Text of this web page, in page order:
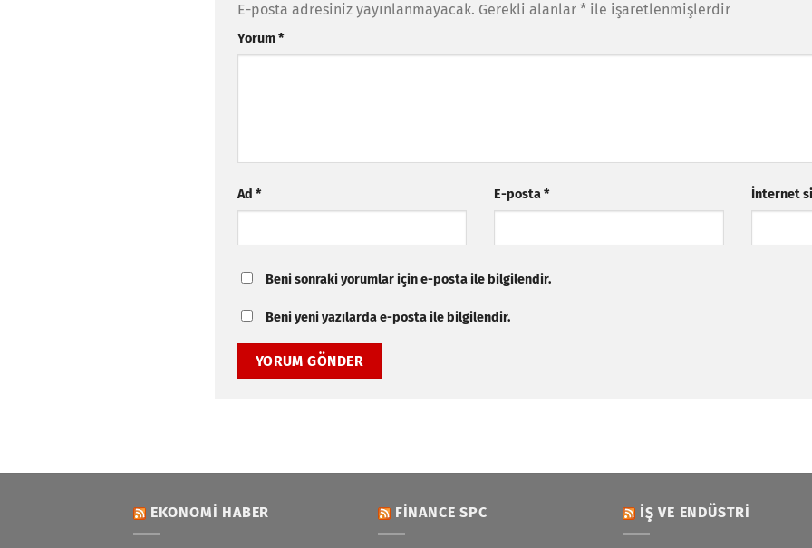
E-posta adresiniz yayınlanmayacak. Gerekli alanlar * ile işaretlenmişlerdir
Yorum*
Ad * E-posta* İnternet
Beni sonraki yorumlar için e-posta ile bilgilendir.
Beni yeni yazılarda e-posta ile bilgilendir.
EKONOMI HABER FINANCE SPC İŞ VE ENDÜSTRI